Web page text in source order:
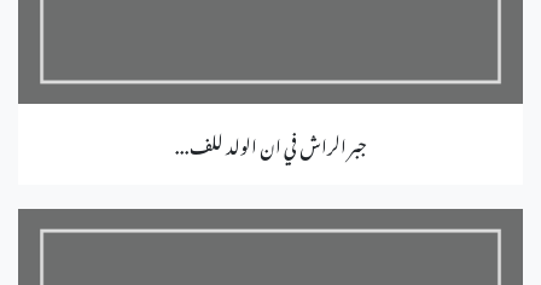
جبر الراش في ان الولد للف...